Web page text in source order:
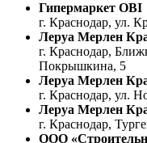
Гипермаркет OBI
г. Краснодар, ул.
Леруа Мерлен
г. Краснодар,
Покрышкина, 5
Леруа Мерлен
г. Краснодар, ул.
Леруа Мерлен
г. Краснодар,
ООО